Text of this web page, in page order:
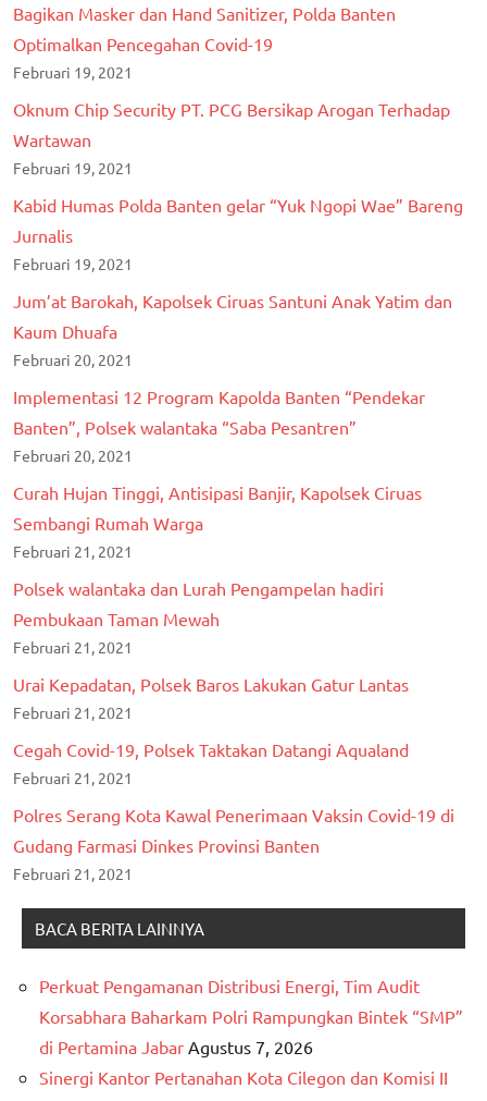
Bagikan Masker dan Hand Sanitizer, Polda Banten
Optimalkan Pencegahan Covid-19
Februari 19, 2021
Oknum Chip Security PT. PCG Bersikap Arogan Terhadap
Wartawan
Februari 19, 2021
Kabid Humas Polda Banten gelar “Yuk Ngopi Wae” Bareng
Jurnalis
Februari 19, 2021
Jum’at Barokah, Kapolsek Ciruas Santuni Anak Yatim dan
Kaum Dhuafa
Februari 20, 2021
Implementasi 12 Program Kapolda Banten “Pendekar
Banten”, Polsek walantaka “Saba Pesantren”
Februari 20, 2021
Curah Hujan Tinggi, Antisipasi Banjir, Kapolsek Ciruas
Sembangi Rumah Warga
Februari 21, 2021
Polsek walantaka dan Lurah Pengampelan hadiri
Pembukaan Taman Mewah
Februari 21, 2021
Urai Kepadatan, Polsek Baros Lakukan Gatur Lantas
Februari 21, 2021
Cegah Covid-19, Polsek Taktakan Datangi Aqualand
Februari 21, 2021
Polres Serang Kota Kawal Penerimaan Vaksin Covid-19 di
Gudang Farmasi Dinkes Provinsi Banten
Februari 21, 2021
BACA BERITA LAINNYA
Perkuat Pengamanan Distribusi Energi, Tim Audit
Korsabhara Baharkam Polri Rampungkan Bintek “SMP”
di Pertamina Jabar Agustus 7, 2026
Sinergi Kantor Pertanahan Kota Cilegon dan Komisi II